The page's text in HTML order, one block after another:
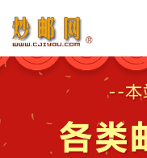
首 页
钱币
00：06 平遥古城小全张好